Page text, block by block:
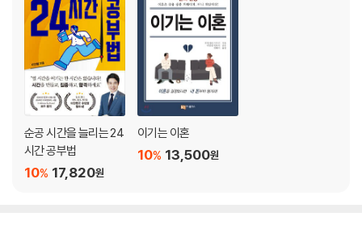
TIP 4 | 나를 지켜 주는 건 오직 증거뿐
3부 끝을 시작으로 만들기 위한 밀고 당기기
어느 날 갑자기 이혼소장이 날아왔다
원수 아닌 친구로 남는 법
‘졸혼’이 이혼의 대안이 될 수 있을까?
남자 없이 출산한다면?
아이의 성을 바꿔 버린다고?
순공 시간을 늘리는 24
시간 공부법
17,820원
10%
이기는 이혼
13,500원
10%